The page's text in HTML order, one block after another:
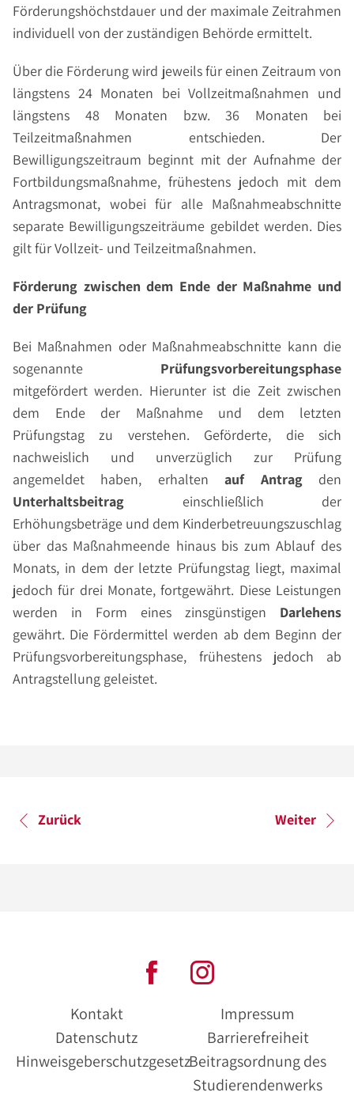
Förderungshöchstdauer und der maximale Zeitrahmen
individuell von der zuständigen Behörde ermittelt.
Über die Förderung wird jeweils für einen Zeitraum von
längstens 24 Monaten bei Vollzeitmaßnahmen und
längstens 48 Monaten bzw. 36 Monaten bei
Teilzeitmaßnahmen entschieden. Der
Bewilligungszeitraum beginnt mit der Aufnahme der
Fortbildungsmaßnahme, frühestens jedoch mit dem
Antragsmonat, wobei für alle Maßnahmeabschnitte
separate Bewilligungszeiträume gebildet werden. Dies
gilt für Vollzeit- und Teilzeitmaßnahmen.
Förderung zwischen dem Ende der Maßnahme und
der Prüfung
Bei Maßnahmen oder Maßnahmeabschnitte kann die
sogenannte Prüfungsvorbereitungsphase
mitgefördert werden. Hierunter ist die Zeit zwischen
dem Ende der Maßnahme und dem letzten
Prüfungstag zu verstehen. Geförderte, die sich
nachweislich und unverzüglich zur Prüfung
angemeldet haben, erhaltenauf Antrag den
Unterhaltsbeitrag einschließlich der
Erhöhungsbeträge und dem Kinderbetreuungszuschlag
über das Maßnahmeende hinaus bis zum Ablauf des
Monats, in dem der letzte Prüfungstag liegt, maximal
jedoch für drei Monate, fortgewährt. Diese Leistungen
werden in Form eines zinsgünstigen Darlehens
gewährt. Die Fördermittel werden ab dem Beginn der
Prüfungsvorbereitungsphase, frühestens jedoch ab
Antragstellung geleistet.
Zurück Weiter
Kontakt
Impressum
Datenschutz
Barrierefreiheit
HinweisgeberschutzgesetzBeitragsordnung des
Studierendenwerks